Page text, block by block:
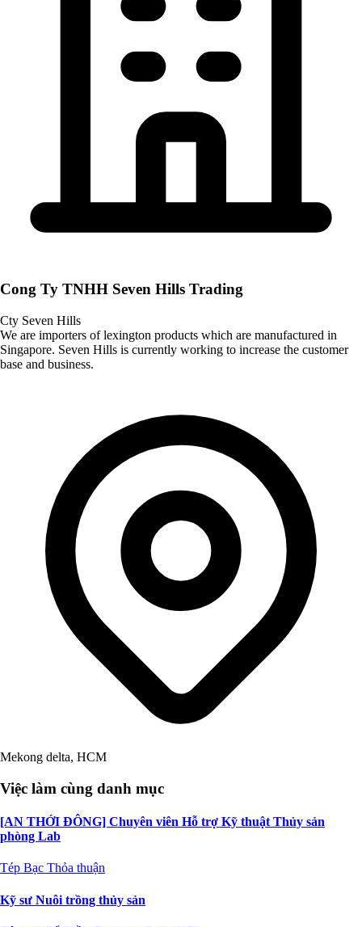
Cong Ty TNHH Seven Hills Trading
Cty Seven Hills
We are importers of lexington products which are manufactured in
Singapore. Seven Hills is currently working to increase the customer
base and business.
Mekong delta, HCM
Việc làm cùng danh mục
[AN THỚI ĐÔNG] Chuyên viên Hỗ trợ Kỹ thuật Thủy sản
phòng Lab
Tép Bạc Thỏa thuận
Kỹ sư Nuôi trồng thủy sản